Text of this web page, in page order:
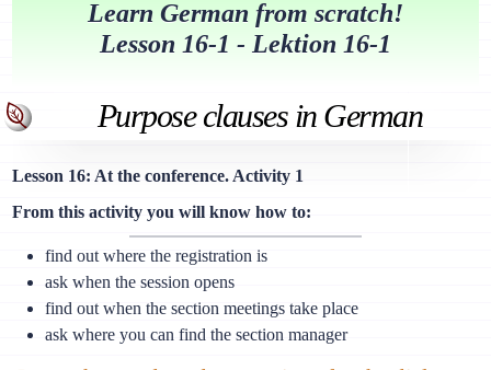
Learn German from scratch!
Lesson 16-1 - Lektion 16-1
Purpose clauses in German
Lesson 16: At the conference. Activity 1
From this activity you will know how to:
find out where the registration is
ask when the session opens
find out when the section meetings take place
ask where you can find the section manager